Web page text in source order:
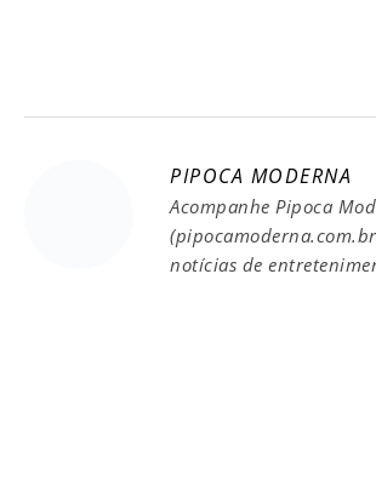
PIPOCA MODERNA
Acompanhe Pipoca
notícias de